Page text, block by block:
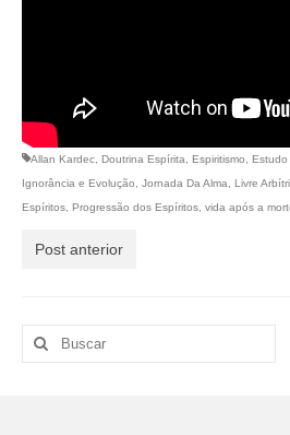
Allan Kardec, Doutrina Espírita, Espiritismo, Estudo
Ignorância e Evolução, Jornada Da Alma, Livre
Espíritos, Progressão dos Espíritos, vida após a
Post anterior
Buscar
por: